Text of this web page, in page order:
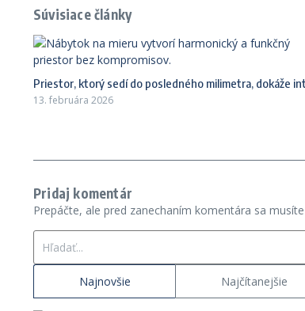
Súvisiace články
Priestor, ktorý sedí do posledného milimetra, dokáže
13. februára 2026
Pridaj komentár
Prepáčte, ale pred zanechaním komentára sa musíte
Najnovšie Najčítanejšie